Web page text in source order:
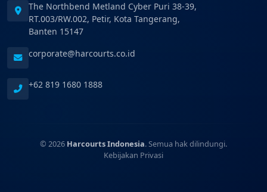
The Northbend Metland Cyber Puri 38-39,
RT.003/RW.002, Petir, Kota Tangerang,
Banten 15147
corporate@harcourts.co.id
+62 819 1680 1888
© 2026 Harcourts Indonesia. Semua hak dilindungi.
Kebijakan Privasi